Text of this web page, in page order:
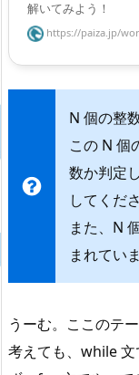
解いてみよう！
https://paiza.jp/
N 個の整
この N 個
数か判定
してくだ
また、N
まれてい
うーむ。ここのテ
考えても、while 文